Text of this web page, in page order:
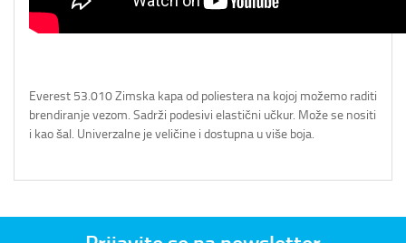
Everest 53.010 Zimska kapa od poliestera na kojoj možemo raditi
brendiranje vezom. Sadrži podesivi elastični učkur. Može se nositi
i kao šal. Univerzalne je veličine i dostupna u više boja.